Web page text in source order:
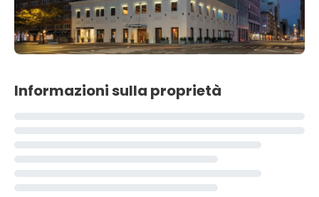
Informazioni sulla proprietà